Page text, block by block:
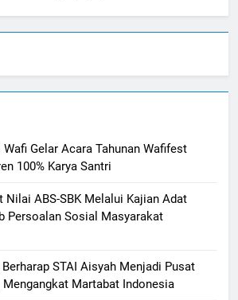
Wafi Gelar Acara Tahunan Wafifest
100% Karya Santri
Nilai ABS-SBK Melalui Kajian Adat
Persoalan Sosial Masyarakat
Berharap STAI Aisyah Menjadi Pusat
Mengangkat Martabat Indonesia